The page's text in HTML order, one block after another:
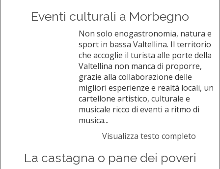
Eventi culturali a Morbegno
Non solo enogastronomia, natura e
sport in bassa Valtellina. Il territorio
che accoglie il turista alle porte della
Valtellina non manca di proporre,
grazie alla collaborazione delle
migliori esperienze e realtà locali, un
cartellone artistico, culturale e
musicale ricco di eventi a ritmo di
musica...
Visualizza testo completo
La castagna o pane dei poveri